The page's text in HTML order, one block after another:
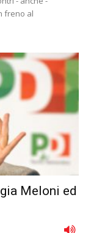
freno al
Meloni ed